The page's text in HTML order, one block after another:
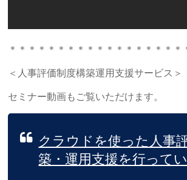
＊＊＊＊＊＊＊＊＊＊＊＊＊＊＊＊＊＊
＜人事評価制度構築運用支援サービス＞
セミナー動画もご覧いただけます。
クラウドを使った人事
築・運用支援を行って